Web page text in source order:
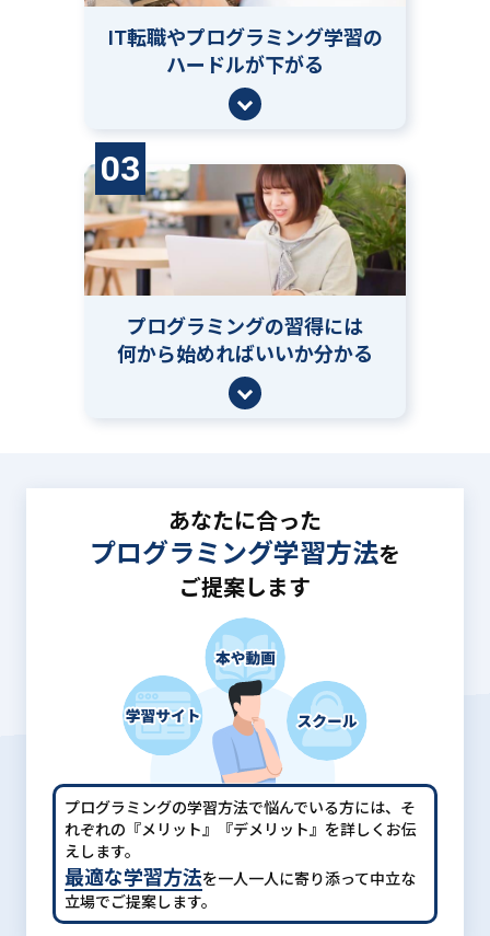
IT転職やプログラミング学習の
ハードルが下がる
03
プログラミングの習得には
何から始めればいいか分かる
あなたに合った
プログラミング学習方法を
ご提案します
プログラミングの学習方法で悩んでいる方には、 そ
れぞれの『メリット』『デメリット』を詳しくお伝
えします。
最適な学習方法を一人一人に寄り添って中立な
立場でご提案します。